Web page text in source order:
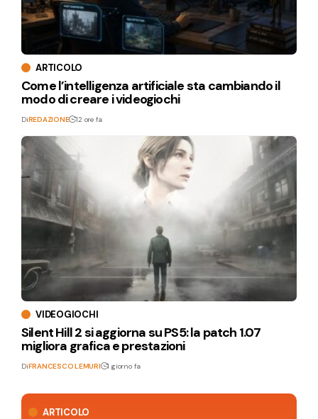
ARTICOLO
ARTICOLO
Come l’intelligenza artificiale sta cambiando il
modo di creare i videogiochi
DiREDAZIONE 12 ore fa
VIDEOGIOCHI
Silent Hill 2 si aggiorna su PS5: la patch 1.07
migliora grafica e prestazioni
DiFRANCESCO LEMURI 1 giorno fa